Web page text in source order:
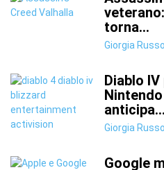
torna...
Giorgia Russo
Diablo
anticipa...
Giorgia Russo
Google